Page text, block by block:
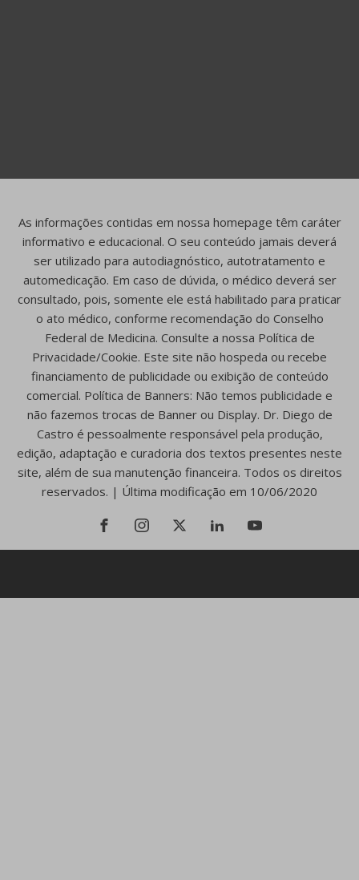
As informações contidas em nossa homepage têm caráter
informativo e educacional. O seu conteúdo jamais deverá
ser utilizado para autodiagnóstico, autotratamento e
automedicação. Em caso de dúvida, o médico deverá ser
consultado, pois, somente ele está habilitado para praticar
o ato médico, conforme recomendação do Conselho
Federal de Medicina. Consulte a nossa Política de
Privacidade/Cookie. Este site não hospeda ou recebe
financiamento de publicidade ou exibição de conteúdo
comercial. Política de Banners: Não temos publicidade e
não fazemos trocas de Banner ou Display. Dr. Diego de
Castro é pessoalmente responsável pela produção,
edição, adaptação e curadoria dos textos presentes neste
site, além de sua manutenção financeira. Todos os direitos
reservados. | Última modificação em 10/06/2020